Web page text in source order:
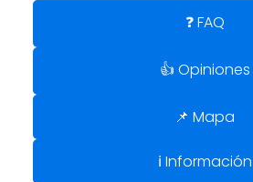
❓ FAQ
👍 Opiniones
📌 Mapa
ℹ️ Información